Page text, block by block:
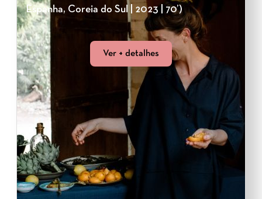
Espanha, Coreia do Sul | 2023 | 70’)
Ver + detalhes